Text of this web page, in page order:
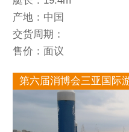
产地：中国
交货周期：
售价：面议
第六届消博会三亚国际